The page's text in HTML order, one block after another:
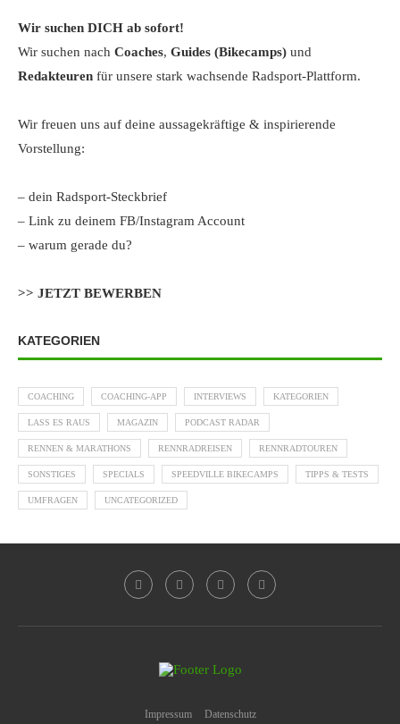
Wir suchen DICH ab sofort!
Wir suchen nach Coaches, Guides (Bikecamps) und
Redakteuren für unsere stark wachsende Radsport-Plattform.
Wir freuen uns auf deine aussagekräftige & inspirierende
Vorstellung:
– dein Radsport-Steckbrief
– Link zu deinem FB/Instagram Account
– warum gerade du?
>> JETZT BEWERBEN
KATEGORIEN
COACHING COACHING-APP INTERVIEWS KATEGORIEN
LASS ES RAUS MAGAZIN PODCAST RADAR
RENNEN & MARATHONS RENNRADREISEN RENNRADTOUREN
SONSTIGES SPECIALS SPEEDVILLE BIKECAMPS TIPPS & TESTS
UMFRAGEN UNCATEGORIZED
Impressum Datenschutz